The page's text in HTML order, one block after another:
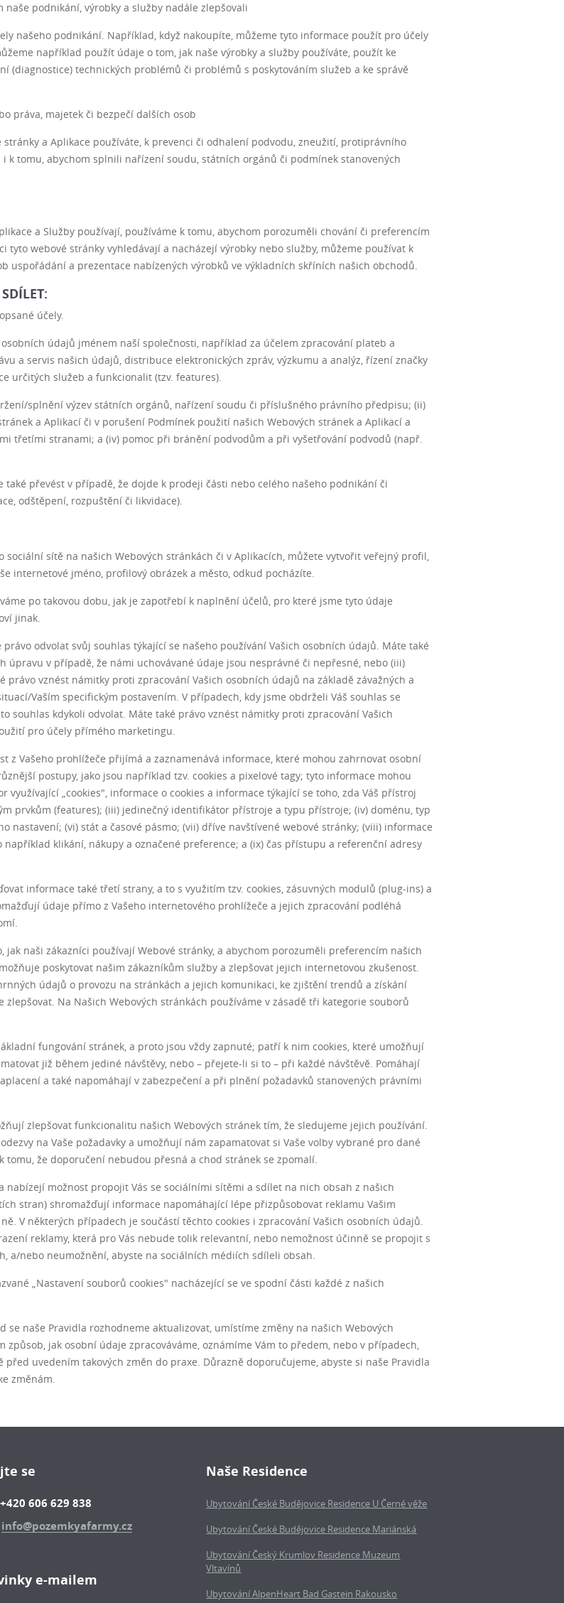
podnikání, výrobky a služby nadále zlepšovali
našeho podnikání. Například, když nakoupíte, můžeme tyto informace použít pro účely
například použít údaje o tom, jak naše výrobky a služby používáte, použít ke
(diagnostice) technických problémů či problémů s poskytováním služeb a ke správě
práva, majetek či bezpečí dalších osob
a Aplikace používáte, k prevenci či odhalení podvodu, zneužití, protiprávního
k tomu, abychom splnili nařízení soudu, státních orgánů či podmínek stanovených
a Služby používají, používáme k tomu, abychom porozuměli chování či preferencím
tyto webové stránky vyhledávají a nacházejí výrobky nebo služby, můžeme používat k
uspořádání a prezentace nabízených výrobků ve výkladních skříních našich obchodů.
účely.
údajů jménem naší společnosti, například za účelem zpracování plateb a
a servis našich údajů, distribuce elektronických zpráv, výzkumu a analýz, řízení značky
určitých služeb a funkcionalit (tzv. features).
splnění výzev státních orgánů, nařízení soudu či příslušného právního předpisu; (ii)
a Aplikací či v porušení Podmínek použití našich Webových stránek a Aplikací a
třetími stranami; a (iv) pomoc při bránění podvodům a při vyšetřování podvodů (např.
také převést v případě, že dojde k prodeji části nebo celého našeho podnikání či
odštěpení, rozpuštění či likvidace).
sítě na našich Webových stránkách či v Aplikacích, můžete vytvořit veřejný profil,
internetové jméno, profilový obrázek a město, odkud pocházíte.
po takovou dobu, jak je zapotřebí k naplnění účelů, pro které jsme tyto údaje
jinak.
odvolat svůj souhlas týkající se našeho používání Vašich osobních údajů. Máte také
úpravu v případě, že námi uchovávané údaje jsou nesprávné či nepřesné, nebo (iii)
vznést námitky proti zpracování Vašich osobních údajů na základě závažných a
Vaším specifickým postavením. V případech, kdy jsme obdrželi Váš souhlas se
souhlas kdykoli odvolat. Máte také právo vznést námitky proti zpracování Vašich
pro účely přímého marketingu.
z Vašeho prohlížeče přijímá a zaznamenává informace, které mohou zahrnovat osobní
postupy, jako jsou například tzv. cookies a pixelové tagy; tyto informace mohou
využívající „cookies", informace o cookies a informace týkající se toho, zda Váš přístroj
prvkům (features); (iii) jedinečný identifikátor přístroje a typu přístroje; (iv) doménu, typ
nastavení; (vi) stát a časové pásmo; (vii) dříve navštívené webové stránky; (viii) informace
například klikání, nákupy a označené preference; a (ix) čas přístupu a referenční adresy
informace také třetí strany, a to s využitím tzv. cookies, zásuvných modulů (plug-ins) a
údaje přímo z Vašeho internetového prohlížeče a jejich zpracování podléhá
jak naši zákazníci používají Webové stránky, a abychom porozuměli preferencím našich
poskytovat našim zákazníkům služby a zlepšovat jejich internetovou zkušenost.
údajů o provozu na stránkách a jejich komunikaci, ke zjištění trendů a získání
Na Našich Webových stránkách používáme v zásadě tři kategorie souborů
fungování stránek, a proto jsou vždy zapnuté; patří k nim cookies, které umožňují
již během jediné návštěvy, nebo – přejete-li si to – při každé návštěvě. Pomáhají
a také napomáhají v zabezpečení a při plnění požadavků stanovených právními
zlepšovat funkcionalitu našich Webových stránek tím, že sledujeme jejich používání.
na Vaše požadavky a umožňují nám zapamatovat si Vaše volby vybrané pro dané
tomu, že doporučení nebudou přesná a chod stránek se zpomalí.
nabízejí možnost propojit Vás se sociálními sítěmi a sdílet na nich obsah z našich
stran) shromažďují informace napomáhající lépe přizpůsobovat reklamu Vašim
V některých případech je součástí těchto cookies i zpracování Vašich osobních údajů.
reklamy, která pro Vás nebude tolik relevantní, nebo nemožnost účinně se propojit s
a/nebo neumožnění, abyste na sociálních médiích sdíleli obsah.
„Nastavení souborů cookies" nacházející se ve spodní části každé z našich
se naše Pravidla rozhodneme aktualizovat, umístíme změny na našich Webových
způsob, jak osobní údaje zpracováváme, oznámíme Vám to předem, nebo v případech,
před uvedením takových změn do praxe. Důrazně doporučujeme, abyste si naše Pravidla
změnám.
se
+420 606 629 838
info@pozemkyafarmy.cz
e-mailem
Naše Residence
Ubytování České Budějovice Residence U Černé věže
Ubytování České Budějovice Residence Mariánská
Ubytování Český Krumlov Residence Muzeum
Vltavínů
Ubytování AlpenHeart Bad Gastein Rakousko